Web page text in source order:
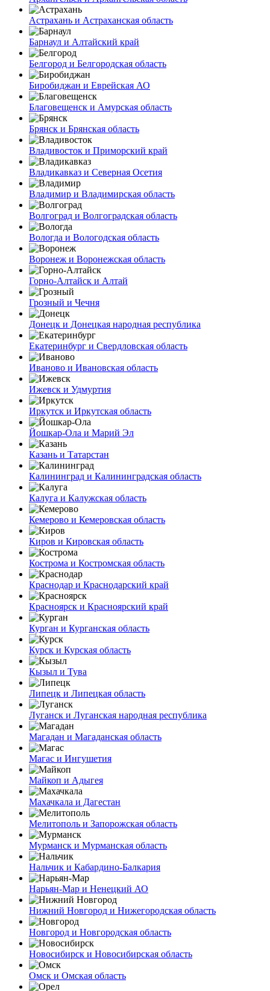
Астрахань и Астраханская область
Барнаул и Алтайский край
Белгород и Белгородская область
Биробиджан и Еврейская АО
Благовещенск и Амурская область
Брянск и Брянская область
Владивосток и Приморский край
Владикавказ и Северная Осетия
Владимир и Владимирская область
Волгоград и Волгоградская область
Вологда и Вологодская область
Воронеж и Воронежская область
Горно-Алтайск и Алтай
Грозный и Чечня
Донецк и Донецкая народная республика
Екатеринбург и Свердловская область
Иваново и Ивановская область
Ижевск и Удмуртия
Иркутск и Иркутская область
Йошкар-Ола и Марий Эл
Казань и Татарстан
Калининград и Калининградская область
Калуга и Калужская область
Кемерово и Кемеровская область
Киров и Кировская область
Кострома и Костромская область
Краснодар и Краснодарский край
Красноярск и Красноярский край
Курган и Курганская область
Курск и Курская область
Кызыл и Тува
Липецк и Липецкая область
Луганск и Луганская народная республика
Магадан и Магаданская область
Магас и Ингушетия
Майкоп и Адыгея
Махачкала и Дагестан
Мелитополь и Запорожская область
Мурманск и Мурманская область
Нальчик и Кабардино-Балкария
Нарьян-Мар и Ненецкий АО
Нижний Новгород и Нижегородская область
Новгород и Новгородская область
Новосибирск и Новосибирская область
Омск и Омская область